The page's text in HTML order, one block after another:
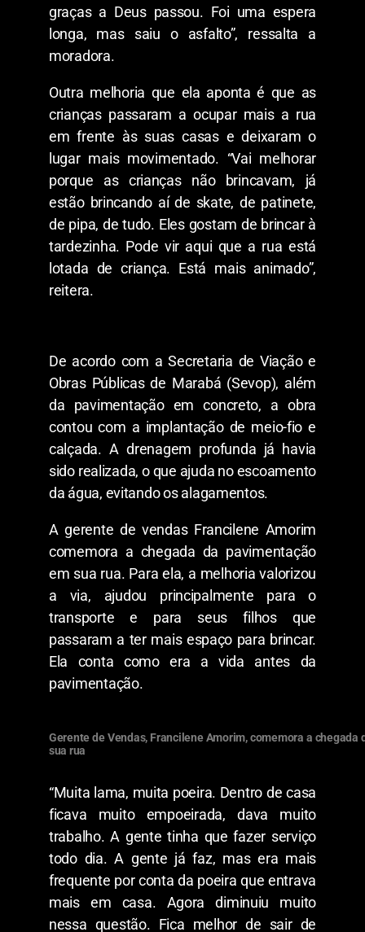
graças a Deus passou. Foi uma espera
longa, mas saiu o asfalto”, ressalta a
moradora.
Outra melhoria que ela aponta é que as
crianças passaram a ocupar mais a rua
em frente às suas casas e deixaram o
lugar mais movimentado. “Vai melhorar
porque as crianças não brincavam, já
estão brincando aí de skate, de patinete,
de pipa, de tudo. Eles gostam de brincar à
tardezinha. Pode vir aqui que a rua está
lotada de criança. Está mais animado”,
reitera.
De acordo com a Secretaria de Viação e
Obras Públicas de Marabá (Sevop), além
da pavimentação em concreto, a obra
contou com a implantação de meio-fio e
calçada. A drenagem profunda já havia
sido realizada, o que ajuda no escoamento
da água, evitando os alagamentos.
A gerente de vendas Francilene Amorim
comemora a chegada da pavimentação
em sua rua. Para ela, a melhoria valorizou
a via, ajudou principalmente para o
transporte e para seus filhos que
passaram a ter mais espaço para brincar.
Ela conta como era a vida antes da
pavimentação.
Gerente de Vendas, Francilene Amorim, comemora a chegada
sua rua
“Muita lama, muita poeira. Dentro de casa
ficava muito empoeirada, dava muito
trabalho. A gente tinha que fazer serviço
todo dia. A gente já faz, mas era mais
frequente por conta da poeira que entrava
mais em casa. Agora diminuiu muito
nessa questão. Fica melhor de sair de